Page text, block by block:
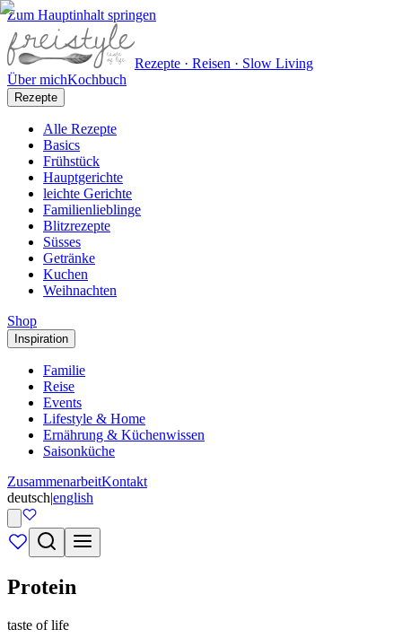
Zum Hauptinhalt springen
Rezepte · Reisen · Slow Living
Über michKochbuch
Rezepte
Alle Rezepte
Basics
Frühstück
Hauptgerichte
leichte Gerichte
Familienlieblinge
Blitzrezepte
Süsses
Getränke
Kuchen
Weihnachten
Shop
Inspiration
Familie
Reise
Events
Lifestyle & Home
Ernährung & Küchenwissen
Saisonküche
ZusammenarbeitKontakt
deutsch|english
Protein
taste of life